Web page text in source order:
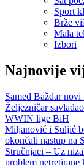
Sport
Brže
Mala
Izbori
Najnovije
Samed Baždar
Željezničar
WWIN lige BiH
Miljanović i Suljić
okončali nastup na
Stručnjaci – Uz
problem netretirane